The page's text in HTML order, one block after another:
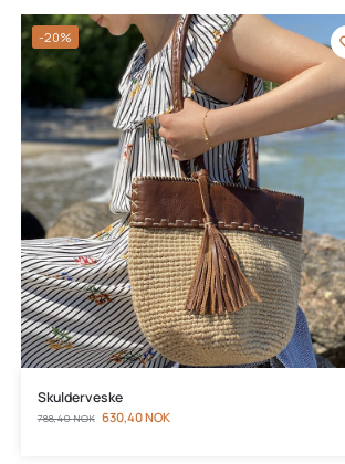
-20%
Skulderveske
788,40NOK 630,40NOK